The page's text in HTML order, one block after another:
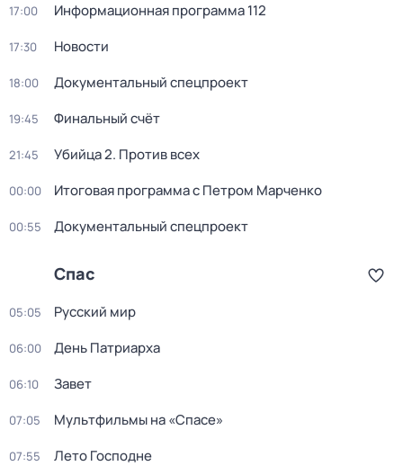
17:00 Информационная программа 112
17:30 Новости
18:00 Документальный спецпроект
19:45 Финальный счёт
21:45 Убийца 2. Против всех
00:00 Итогoвая программа с Петрoм Марченко
00:55 Документальный спецпроект
Спас
05:05 Русский мир
06:00 День Патриарха
06:10 Завет
07:05 Мультфильмы нa «Спаcе»
07:55 Лето Господне